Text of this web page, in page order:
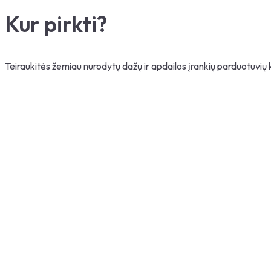
Kur pirkti?
Teiraukitės žemiau nurodytų dažų ir apdailos įrankių parduotuvių